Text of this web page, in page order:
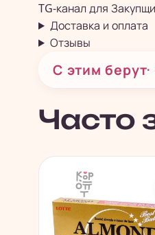
TG-канал для
Доставка и оплата
Отзывы
С этим берут·
Часто